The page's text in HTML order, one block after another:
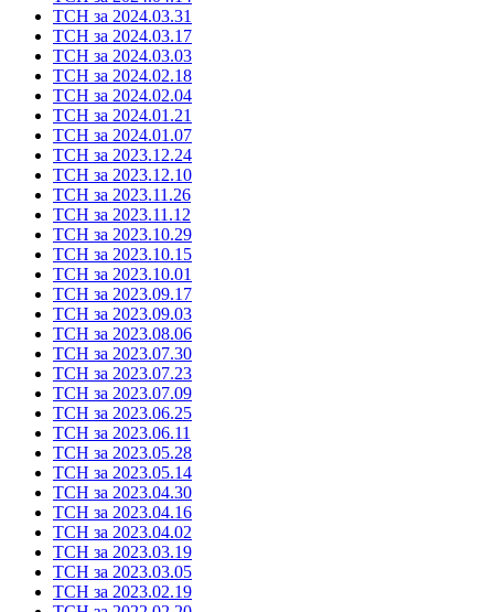
ТСН за 2024.03.31
ТСН за 2024.03.17
ТСН за 2024.03.03
ТСН за 2024.02.18
ТСН за 2024.02.04
ТСН за 2024.01.21
ТСН за 2024.01.07
ТСН за 2023.12.24
ТСН за 2023.12.10
ТСН за 2023.11.26
ТСН за 2023.11.12
ТСН за 2023.10.29
ТСН за 2023.10.15
ТСН за 2023.10.01
ТСН за 2023.09.17
ТСН за 2023.09.03
ТСН за 2023.08.06
ТСН за 2023.07.30
ТСН за 2023.07.23
ТСН за 2023.07.09
ТСН за 2023.06.25
ТСН за 2023.06.11
ТСН за 2023.05.28
ТСН за 2023.05.14
ТСН за 2023.04.30
ТСН за 2023.04.16
ТСН за 2023.04.02
ТСН за 2023.03.19
ТСН за 2023.03.05
ТСН за 2023.02.19